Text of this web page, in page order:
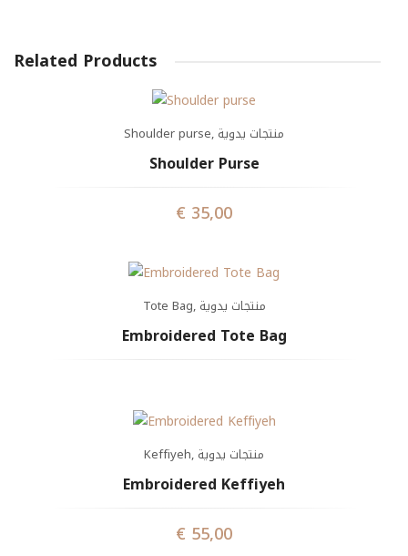
Related Products
Shoulder purse, منتجات يدوية
Shoulder Purse
€ 35,00
Tote Bag, منتجات يدوية
Embroidered Tote Bag
Keffiyeh, منتجات يدوية
Embroidered Keffiyeh
€ 55,00